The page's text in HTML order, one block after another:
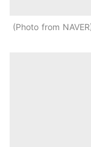
Photo from NAVER